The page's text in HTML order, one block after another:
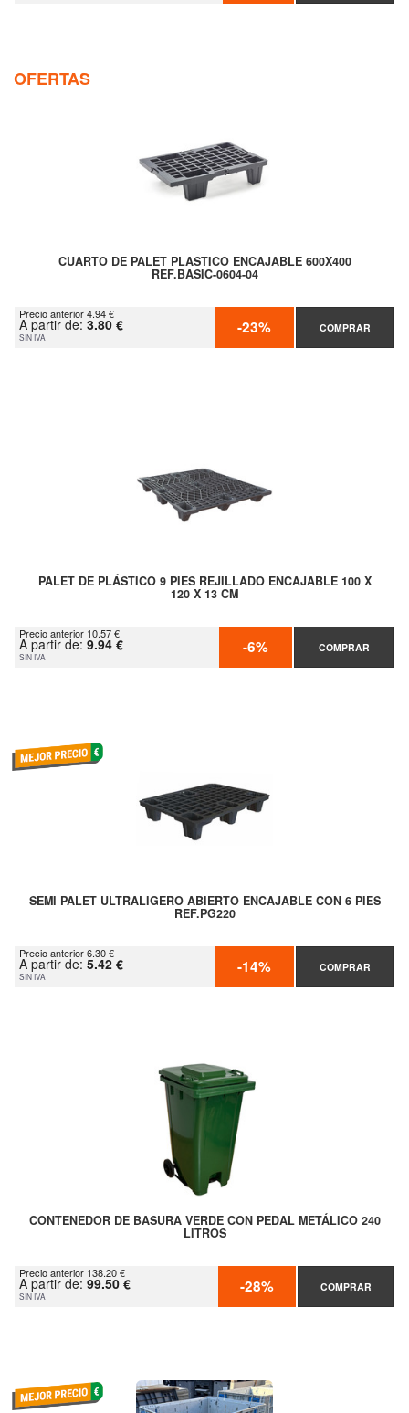
OFERTAS
CUARTO DE PALET PLASTICO ENCAJABLE 600X400
REF.BASIC-0604-04
Precio anterior 4.94 €
A partir de: 3.80 €
SIN IVA -23% COMPRAR
PALET DE PLÁSTICO 9 PIES REJILLADO ENCAJABLE 100 X
120 X 13 CM
Precio anterior 10.57 €
A partir de: 9.94 €
SIN IVA -6% COMPRAR
SEMI PALET ULTRALIGERO ABIERTO ENCAJABLE CON 6 PIES
REF.PG220
Precio anterior 6.30 €
A partir de: 5.42 €
SIN IVA -14% COMPRAR
CONTENEDOR DE BASURA VERDE CON PEDAL METÁLICO 240
LITROS
Precio anterior 138.20 €
A partir de: 99.50 €
SIN IVA -28% COMPRAR